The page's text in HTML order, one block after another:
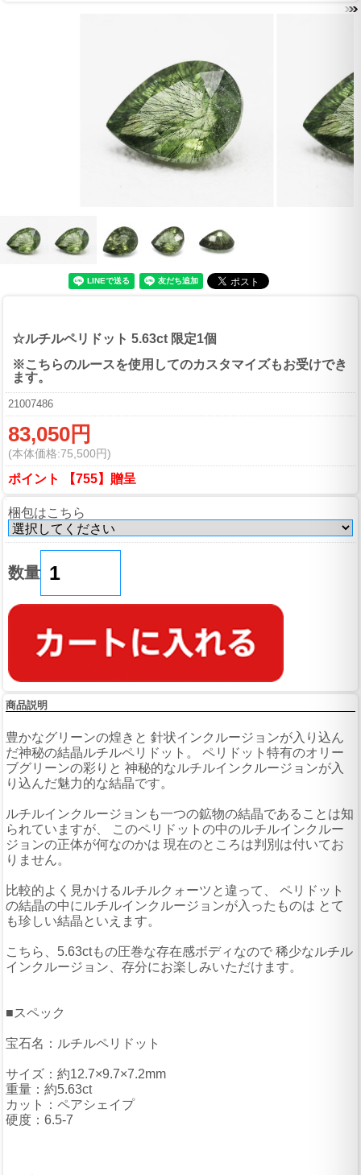
☆ルチルペリドット 5.63ct 限定1個
※こちらのルースを使用してのカスタマイズもお受けでき
ます。
21007486
83,050円
(本体価格:75,500円)
ポイント 【755】贈呈
梱包はこちら
数量
商品説明
豊かなグリーンの煌きと 針状インクルージョンが入り込ん
だ神秘の結晶ルチルペリドット。 ペリドット特有のオリー
ブグリーンの彩りと 神秘的なルチルインクルージョンが入
り込んだ魅力的な結晶です。
ルチルインクルージョンも一つの鉱物の結晶であることは知
られていますが、 このペリドットの中のルチルインクルー
ジョンの正体が何なのかは 現在のところは判別は付いてお
りません。
比較的よく見かけるルチルクォーツと違って、 ペリドット
の結晶の中にルチルインクルージョンが入ったものは とて
も珍しい結晶といえます。
こちら、5.63ctもの圧巻な存在感ボディなので 稀少なルチル
インクルージョン、存分にお楽しみいただけます。
■スペック
宝石名：ルチルペリドット
サイズ：約12.7×9.7×7.2mm
重量：約5.63ct
カット：ペアシェイプ
硬度：6.5-7